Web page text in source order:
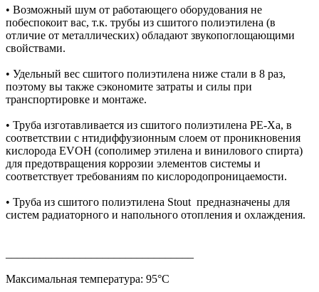
• Возможный шум от работающего оборудования не
побеспокоит вас, т.к. трубы из сшитого полиэтилена (в
отличие от металлических) обладают звукопоглощающими
свойствами.
• Удельный вес сшитого полиэтилена ниже стали в 8 раз,
поэтому вы также сэкономите затраты и силы при
транспортировке и монтаже.
• Труба изготавливается из сшитого полиэтилена PE-Xa, в
соответствии с нтидиффузионным слоем от проникновения
кислорода EVOH (сополимер этилена и винилового спирта)
для предотвращения коррозии элементов системы и
соответствует требованиям по кислородопроницаемости.
• Труба из сшитого полиэтилена Stout предназначены для
систем радиаторного и напольного отопления и охлаждения.
Максимальная температура: 95°C